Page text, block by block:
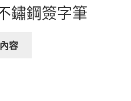
鏽鋼簽字筆
容